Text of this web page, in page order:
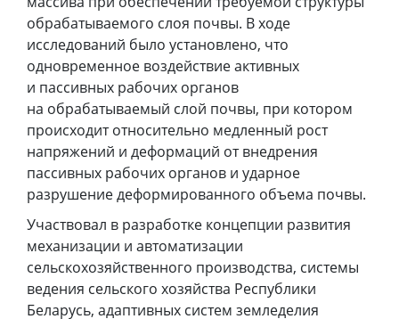
обрабатываемого слоя почвы. В ходе
исследований было установлено, что
одновременное воздействие активных
и пассивных рабочих органов
на обрабатываемый слой почвы, при котором
происходит относительно медленный рост
напряжений и деформаций от внедрения
пассивных рабочих органов и ударное
разрушение деформированного объема почвы.
Участвовал в разработке концепции развития
механизации и автоматизации
сельскохозяйственного производства, системы
ведения сельского хозяйства Республики
Беларусь, адаптивных систем земледелия